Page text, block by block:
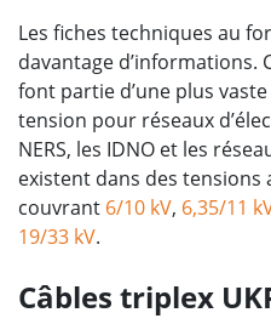
Les fiches techniques au
davantage d’informations.
font partie d’une plus
tension pour réseaux
NERS, les IDNO et les
existent dans des tensions
couvrant 6/10 kV, 6,35/11
19/33 kV.
Câbles triplex